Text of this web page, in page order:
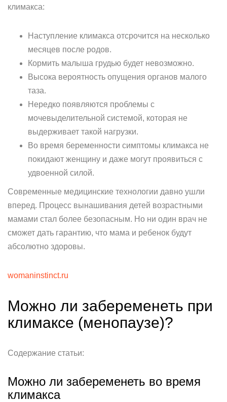
климакса:
Наступление климакса отсрочится на несколько
месяцев после родов.
Кормить малыша грудью будет невозможно.
Высока вероятность опущения органов малого
таза.
Нередко появляются проблемы с
мочевыделительной системой, которая не
выдерживает такой нагрузки.
Во время беременности симптомы климакса не
покидают женщину и даже могут проявиться с
удвоенной силой.
Современные медицинские технологии давно ушли
вперед. Процесс вынашивания детей возрастными
мамами стал более безопасным. Но ни один врач не
сможет дать гарантию, что мама и ребенок будут
абсолютно здоровы.
womaninstinct.ru
Можно ли забеременеть при
климаксе (менопаузе)?
Cодержание статьи:
Можно ли забеременеть во время
климакса